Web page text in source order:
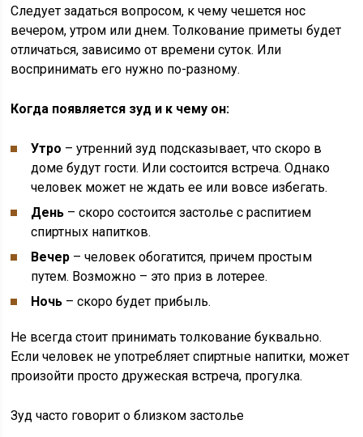
Следует задаться вопросом, к чему чешется нос
вечером, утром или днем. Толкование приметы будет
отличаться, зависимо от времени суток. Или
воспринимать его нужно по-разному.
Когда появляется зуд и к чему он:
Утро – утренний зуд подсказывает, что скоро в
доме будут гости. Или состоится встреча. Однако
человек может не ждать ее или вовсе избегать.
День – скоро состоится застолье с распитием
спиртных напитков.
Вечер – человек обогатится, причем простым
путем. Возможно – это приз в лотерее.
Ночь – скоро будет прибыль.
Не всегда стоит принимать толкование буквально.
Если человек не употребляет спиртные напитки, может
произойти просто дружеская встреча, прогулка.
Зуд часто говорит о близком застолье